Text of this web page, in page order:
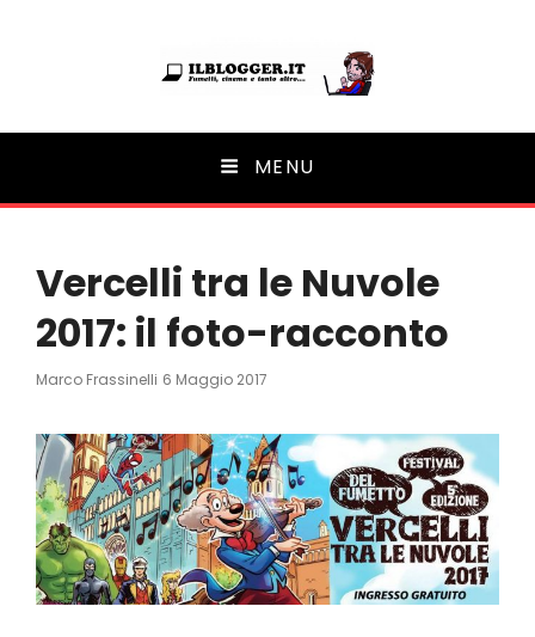
Ilblogger.it
Il portalino di blog | MENU
Vercelli tra le Nuvole
2017: il foto-racconto
Marco Frassinelli Posted
6 Maggio 2017